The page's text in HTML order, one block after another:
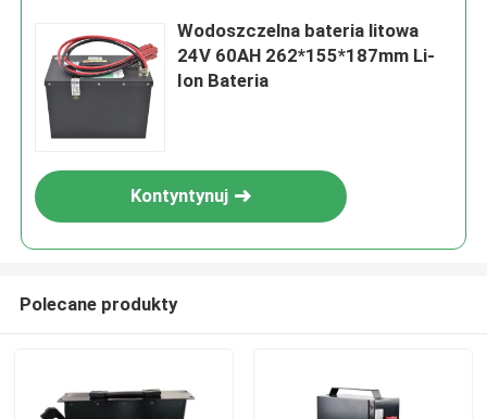
Wodoszczelna bateria litowa
24V 60AH 262*155*187mm Li-
Ion Bateria
Kontyntynuj
Polecane produkty